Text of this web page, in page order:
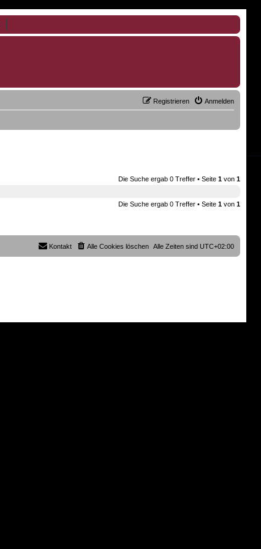
Anmelden
Registrieren
Die Suche ergab 0 Treffer • Seite1 von1
Die Suche ergab 0 Treffer • Seite1 von1
Alle Zeiten sindUTC+02:00
Alle Cookies löschen
Kontakt